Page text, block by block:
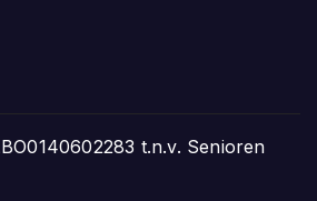
t.n.v. Senioren